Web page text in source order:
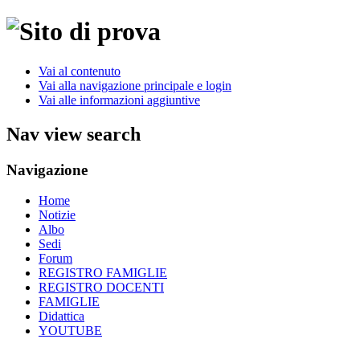
Vai al contenuto
Vai alla navigazione principale e login
Vai alle informazioni aggiuntive
Nav view search
Navigazione
Home
Notizie
Albo
Sedi
Forum
REGISTRO FAMIGLIE
REGISTRO DOCENTI
FAMIGLIE
Didattica
YOUTUBE